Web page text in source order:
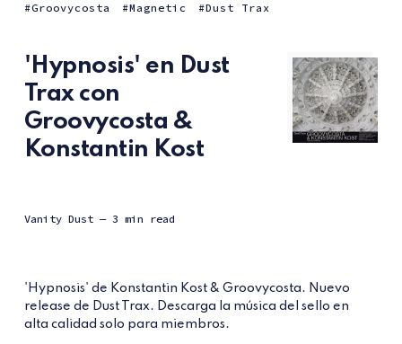
Groovycosta Magnetic Dust Trax
'Hypnosis' en Dust
Trax con
Groovycosta &
Konstantin Kost
Vanity Dust — 3 min read
'Hypnosis' de Konstantin Kost & Groovycosta. Nuevo
release de Dust Trax. Descarga la música del sello en
alta calidad solo para miembros.